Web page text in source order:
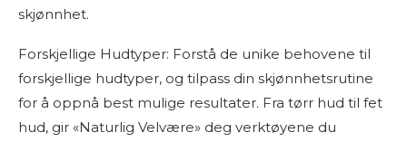
skjønnhet.
Forskjellige Hudtyper: Forstå de unike behovene til
forskjellige hudtyper, og tilpass din skjønnhetsrutine
for å oppnå best mulige resultater. Fra tørr hud til fet
hud, gir «Naturlig Velvære» deg verktøyene du